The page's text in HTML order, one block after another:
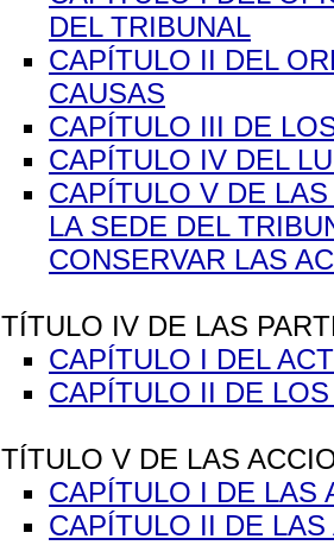
DEL TRIBUNAL
CAPÍTULO II DEL
CAUSAS
CAPÍTULO III DE
CAPÍTULO IV DEL
CAPÍTULO V DE
LA SEDE DEL
CONSERVAR LAS
TÍTULO IV DE LAS
CAPÍTULO I DEL
CAPÍTULO II DE
TÍTULO V DE LAS
CAPÍTULO I DE LAS
CAPÍTULO II DE